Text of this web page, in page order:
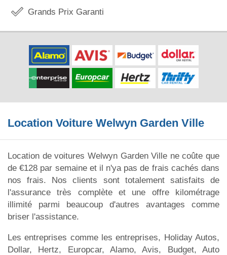
Grands Prix Garanti
Location Voiture Welwyn Garden Ville
Location de voitures Welwyn Garden Ville ne coûte que
de €128 par semaine et il n'ya pas de frais cachés dans
nos frais. Nos clients sont totalement satisfaits de
l'assurance très complète et une offre kilométrage
illimité parmi beaucoup d'autres avantages comme
briser l'assistance.
Les entreprises comme les entreprises, Holiday Autos,
Dollar, Hertz, Europcar, Alamo, Avis, Budget, Auto